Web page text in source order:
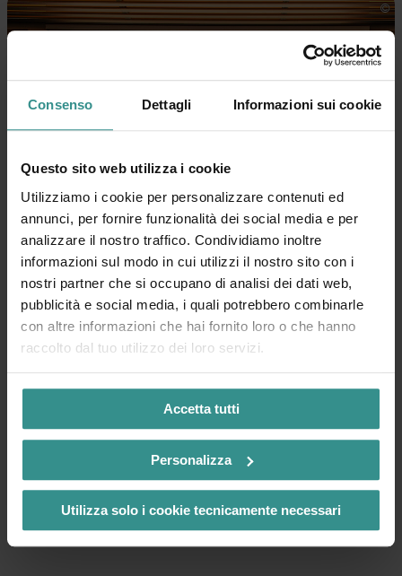
Consenso Dettagli Informazioni sui cookie
Questo sito web utilizza i cookie
Utilizziamo i cookie per personalizzare contenuti ed
annunci, per fornire funzionalità dei social media e per
analizzare il nostro traffico. Condividiamo inoltre
informazioni sul modo in cui utilizzi il nostro sito con i
nostri partner che si occupano di analisi dei dati web,
pubblicità e social media, i quali potrebbero combinarle
con altre informazioni che hai fornito loro o che hanno
raccolto dal tuo utilizzo dei loro servizi.
Accetta tutti
Personalizza
Utilizza solo i cookie tecnicamente necessari
Come arrivare
Lo sapevate?
Le informazioni più importanti sulla
Via Paradiso riassunte brevemente!